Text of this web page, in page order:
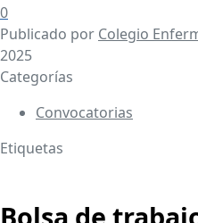
0
Publicado por Colegio
2025
Categorías
Convocatorias
Etiquetas